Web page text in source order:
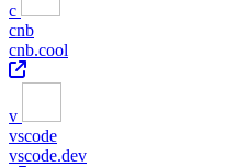
c
cnb
cnb.cool
v
vscode
vscode.dev